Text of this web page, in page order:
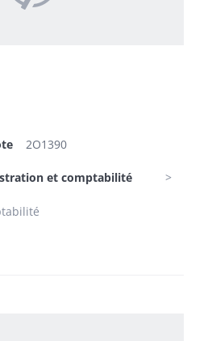
2O1390
et comptabilité